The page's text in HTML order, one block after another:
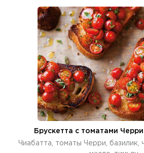
Брускетта с томатами
Чиабатта, томаты Черри, базилик,